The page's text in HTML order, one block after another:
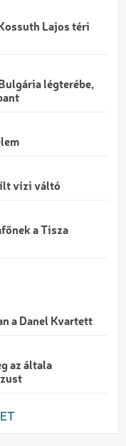
Lajos téri
légterébe,
vízi váltó
a Tisza
a Danel Kvartett
az általa